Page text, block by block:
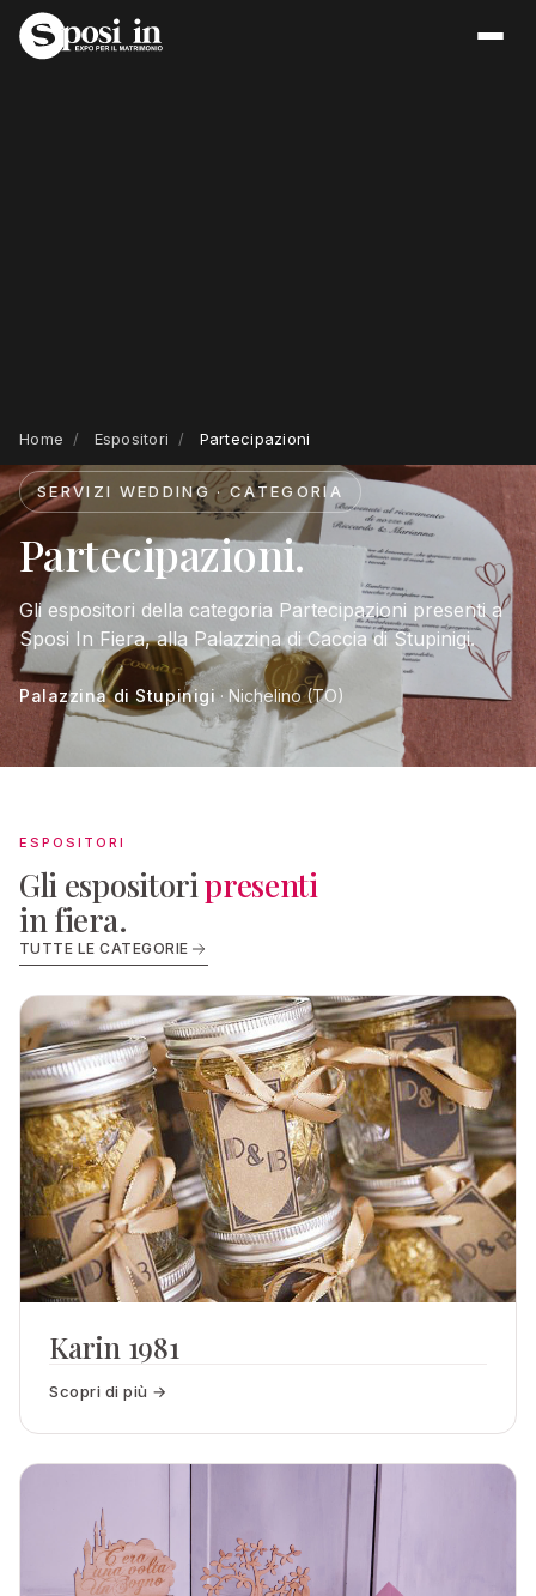
Home / Espositori / Partecipazioni
SERVIZI WEDDING · CATEGORIA
Partecipazioni.
Gli espositori della categoria Partecipazioni presenti a
Sposi In Fiera, alla Palazzina di Caccia di Stupinigi.
Palazzina di Stupinigi· Nichelino (TO)
ESPOSITORI
Gli espositoripresenti
in fiera.
TUTTE LE CATEGORIE
Karin 1981
Scopri di più →